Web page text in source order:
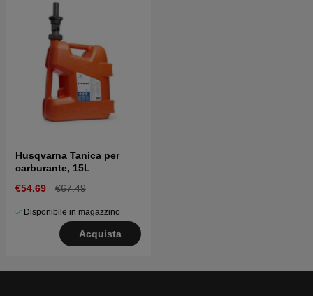
Husqvarna Tanica per
carburante, 15L
€54.69
€67.49
Disponibile in magazzino
Acquista